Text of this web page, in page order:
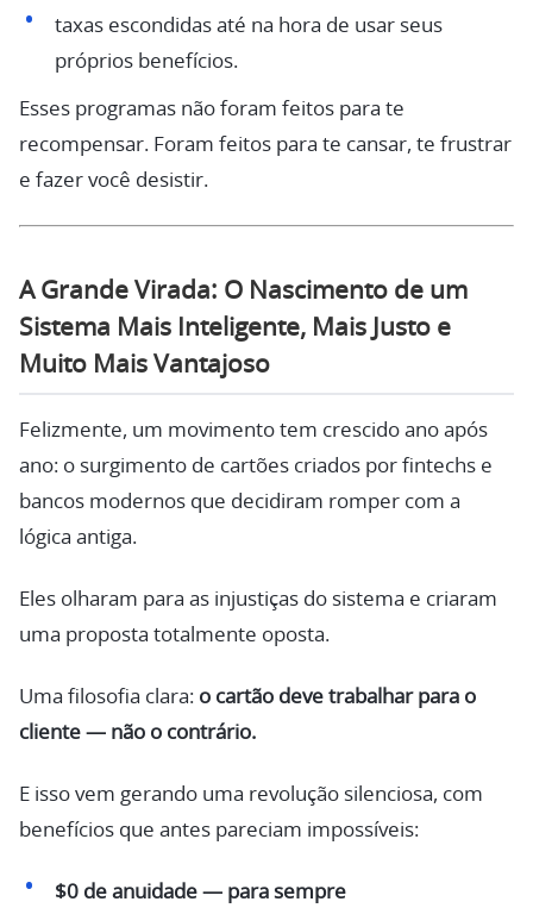
taxas escondidas até na hora de usar seus
próprios benefícios.
Esses programas não foram feitos para te
recompensar. Foram feitos para te cansar, te frustrar
e fazer você desistir.
A Grande Virada: O Nascimento de um
Sistema Mais Inteligente, Mais Justo e
Muito Mais Vantajoso
Felizmente, um movimento tem crescido ano após
ano: o surgimento de cartões criados por fintechs e
bancos modernos que decidiram romper com a
lógica antiga.
Eles olharam para as injustiças do sistema e criaram
uma proposta totalmente oposta.
Uma filosofia clara: o cartão deve trabalhar para o
cliente — não o contrário.
E isso vem gerando uma revolução silenciosa, com
benefícios que antes pareciam impossíveis:
$0 de anuidade — para sempre